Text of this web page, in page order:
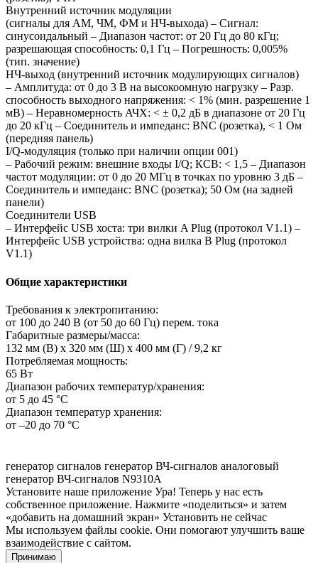
Внутренний источник модуляции
(сигналы для АМ, ЧМ, ФМ и НЧ-выхода) – Сигнал:
синусоидальный – Диапазон частот: от 20 Гц до 80 кГц;
разрешающая способность: 0,1 Гц – Погрешность: 0,005%
(тип. значение)
НЧ-выход (внутренний источник модулирующих сигналов)
– Амплитуда: от 0 до 3 В на высокоомную нагрузку – Разр.
способность выходного напряжения: < 1% (мин. разрешение 1
мВ) – Неравномерность АЧХ: < ± 0,2 дБ в диапазоне от 20 Гц
до 20 кГц – Соединитель и импеданс: BNC (розетка), < 1 Ом
(передняя панель)
I/Q-модуляция (только при наличии опции 001)
– Рабочий режим: внешние входы I/Q; КСВ: < 1,5 – Диапазон
частот модуляции: от 0 до 20 МГц в точках по уровню 3 дБ –
Соединитель и импеданс: BNC (розетка); 50 Ом (на задней
панели)
Соединители USB
– Интерфейс USB хоста: три вилки A Plug (протокол V1.1) –
Интерфейс USB устройства: одна вилка B Plug (протокол
V1.1)
Общие характеристики
Требования к электропитанию:
от 100 до 240 В (от 50 до 60 Гц) перем. тока
Габаритные размеры/масса:
132 мм (В) х 320 мм (Ш) х 400 мм (Г) / 9,2 кг
Потребляемая мощность:
65 Вт
Диапазон рабочих температур/хранения:
от 5 до 45 °C
Диапазон температур хранения:
от –20 до 70 °C
генератор сигналов генератор ВЧ-сигналов аналоговый
генератор ВЧ-сигналов N9310A
Установите наше приложение Ура! Теперь у нас есть
собственное приложение. Нажмите «поделиться» и затем
«добавить на домашний экран» Установить не сейчас
Мы используем файлы cookie. Они помогают улучшить ваше
взаимодействие с сайтом.
Принимаю